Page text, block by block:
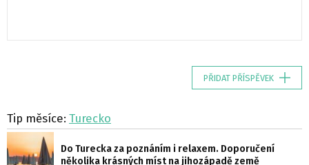
PŘIDAT PŘÍSPĚVEK
Tip měsíce: Turecko
Do Turecka za poznáním i relaxem. Doporučení
několika krásných míst na jihozápadě země